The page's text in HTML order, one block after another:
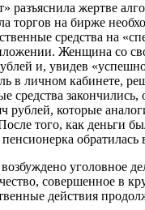
разъяснила жертве
торгов на бирже
средства на
Женщина со
и, увидев
в личном кабинете,
средства
рублей, которые
того, как деньги
пенсионерка
уголовное
совершенное в
действия